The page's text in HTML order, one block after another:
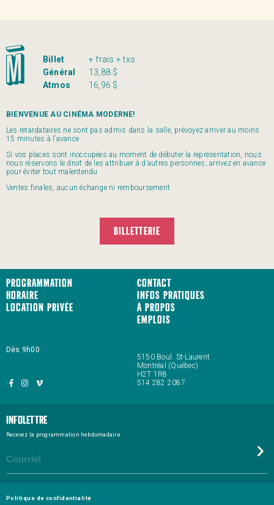
Billet
+ frais + txs
Général
13,88 $
Atmos
16,96 $
BIENVENUE AU CINÉMA MODERNE!
Les retardataires ne sont pas admis dans la salle, prévoyez arriver au moins
15 minutes à l’avance
Si vos places sont inoccupées au moment de débuter la représentation, nous
nous réservons le droit de les attribuer à d’autres personnes; arrivez en avance
pour éviter tout malentendu
Ventes finales, aucun échange ni remboursement
BILLETTERIE
Programmation
Horaire
Location privée
Contact
Infos pratiques
À propos
Emplois
5150 Boul. St-Laurent
Montréal (Québec)
H2T 1R8
514 282 2087
Dès 9h00
Infolettre
Recevez la programmation hebdomadaire
Politique de confidentialité